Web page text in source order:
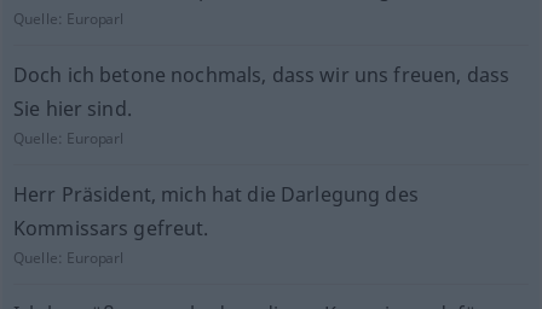
Quelle: Europarl
Doch ich betone nochmals, dass wir uns freuen, dass
Sie hier sind.
Quelle: Europarl
Herr Präsident, mich hat die Darlegung des
Kommissars gefreut.
Quelle: Europarl